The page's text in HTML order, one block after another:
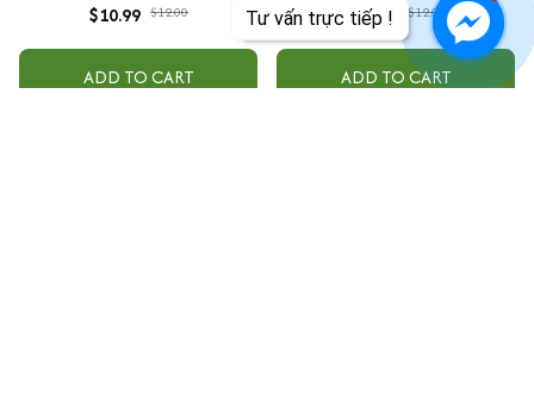
Tư vấn trực tiếp !
$10.99 $12.00
ADD TO CART
$10.99
$12.00
ADD TO CART